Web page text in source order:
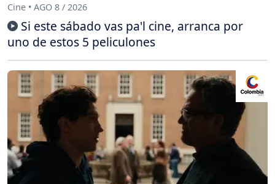
Cine • AGO 8 / 2026
Si este sábado vas pa'l cine, arranca por
uno de estos 5 peliculones